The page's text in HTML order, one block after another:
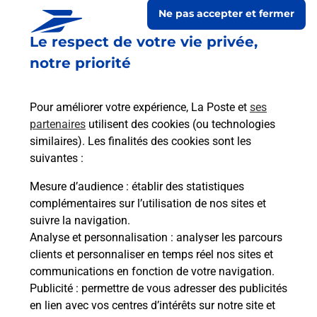
Le respect de votre vie privée,
notre priorité
Pour améliorer votre expérience, La Poste et ses
partenaires utilisent des cookies (ou technologies
similaires). Les finalités des cookies sont les
suivantes :
Mesure d’audience : établir des statistiques
complémentaires sur l’utilisation de nos sites et
suivre la navigation.
Analyse et personnalisation : analyser les parcours
clients et personnaliser en temps réel nos sites et
communications en fonction de votre navigation.
Publicité : permettre de vous adresser des publicités
en lien avec vos centres d’intérêts sur notre site et
Ne pas accepter et fermer
Collecte du courrier aujourd'hui à 08h00
42 Grande Rue
10240 Coclois
Itinéraire
Le lien s'ouvre dans un nouvel onglet